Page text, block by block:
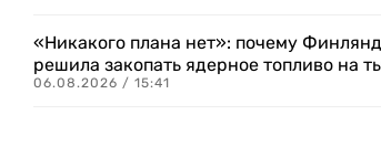
«Никакого плана нет»: почему
решила закопать ядерное топливо на
06.08.2026 / 15:41